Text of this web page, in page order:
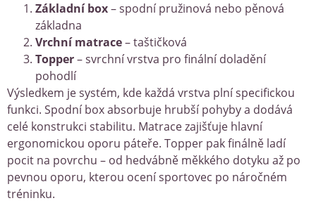
Základní box– spodní pružinová nebo pěnová
základna
Vrchní matrace– taštičková
Topper– svrchní vrstva pro finální doladění
pohodlí
Výsledkem je systém, kde každá vrstva plní specifickou
funkci. Spodní box absorbuje hrubší pohyby a dodává
celé konstrukci stabilitu. Matrace zajišťuje hlavní
ergonomickou oporu páteře. Topper pak finálně ladí
pocit na povrchu – od hedvábně měkkého dotyku až po
pevnou oporu, kterou ocení sportovec po náročném
tréninku.